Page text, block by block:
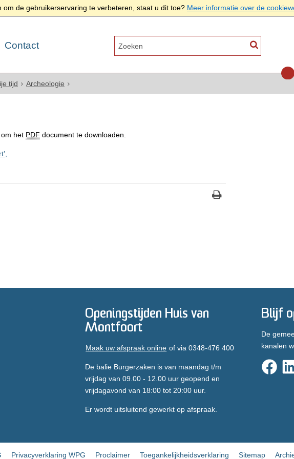
de gebruikerservaring te verbeteren, staat u dit toe? Meer informatie over de
Contact
tijd Archeologie
het PDF document te downloaden.
Openingstijden Huis van
Montfoort
Maak uw afspraak online of via 0348-476 400
De balie Burgerzaken is van maandag t/m
vrijdag van 09.00 - 12.00 uur geopend en
vrijdagavond van 18:00 tot 20:00 uur.
Er wordt uitsluitend gewerkt op afspraak.
Blijf
De
kanalen
Privacyverklaring WPG Proclaimer Toegankelijkheidsverklaring Sitemap